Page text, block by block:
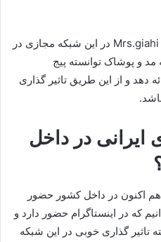
خانوم گیاهی با آیدی اینستاگرامی Mrs.giahi در این شبکه مجازی در
و پوشاک توانسته پیج
دهد و از این طریق تاثیر گذاری
ایرانی در داخل
هم اکنون در داخل کشور حضور
که در اینستاگرام حضور دارد و
تاثیر گذاری خوبی در این شبکه